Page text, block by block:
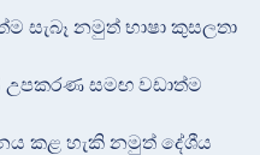
සැබෑ නමුත් භාෂා කුසලතා
උපකරණ සමඟ වඩාත්ම
කළ හැකි නමුත් දේශීය